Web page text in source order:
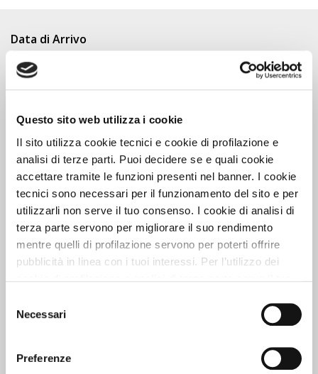
Questo sito web utilizza i cookie
Il sito utilizza cookie tecnici e cookie di profilazione e
analisi di terze parti. Puoi decidere se e quali cookie
accettare tramite le funzioni presenti nel banner. I cookie
tecnici sono necessari per il funzionamento del sito e per
utilizzarli non serve il tuo consenso. I cookie di analisi di
terza parte servono per migliorare il suo rendimento
mentre quelli di profilazione servono per poterti offrire
pubblicità in linea con i tuoi interessi. Per l’utilizzo dei
senza accettare” verranno installati solo i cookie tecnici.
Cliccando il pulsante “Accetta tutto” acconsenti all’utilizzo
di tutti i cookie. Cliccando il pulsante “mostra dettagli”
troverai le varie categorie di cookie e potrai accettare o
delNecessari
Preferenze
Data di Arrivo
Data di Partenza
Adulti
Bambini
Animali (specificare Numero, Razza e Taglia)
OTTIENI PIÙ SCONTO con il Codice Zampa
. Se non lo